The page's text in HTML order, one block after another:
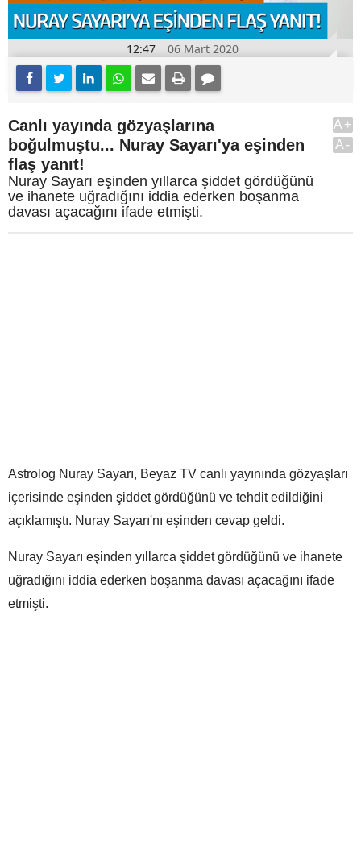
12:47 06 Mart 2020
Canlı yayında gözyaşlarına
boğulmuştu... Nuray Sayarı'ya eşinden
flaş yanıt!
Nuray Sayarı eşinden yıllarca şiddet gördüğünü
ve ihanete uğradığını iddia ederken boşanma
davası açacağını ifade etmişti.
A+
A-
Astrolog Nuray Sayarı, Beyaz TV canlı yayınında gözyaşları
içerisinde eşinden şiddet gördüğünü ve tehdit edildiğini
açıklamıştı. Nuray Sayarı'nı eşinden cevap geldi.
Nuray Sayarı eşinden yıllarca şiddet gördüğünü ve ihanete
uğradığını iddia ederken boşanma davası açacağını ifade
etmişti.